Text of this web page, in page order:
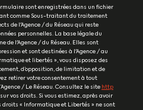
sont enregistrées dans un fichier
comme Sous-traitant du traitement
de l'Agence / du Réseau qui reste
personnelles. La base légale du
de l'Agence / du Réseau. Elles sont
et sont destinées à l'Agence / au
et libertés », vous disposez des
d’opposition, de limitation et de
retirer votre consentement à tout
/ Le Réseau. Consultez le site http
vos droits. Si vous estimez, après avoir
droits « Informatique et Libertés » ne sont